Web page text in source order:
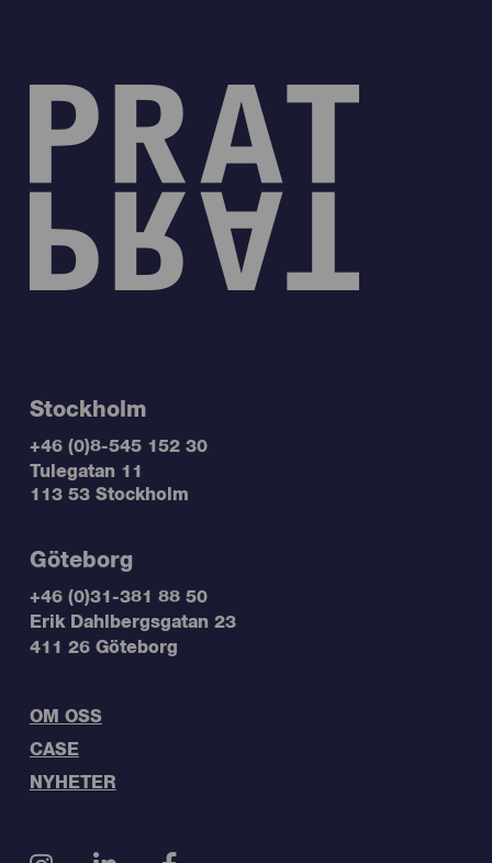
Stockholm
+46 (0)8-545 152 30
Tulegatan 11
113 53 Stockholm
Göteborg
+46 (0)31-381 88 50
Erik Dahlbergsgatan 23
411 26 Göteborg
OM OSS
CASE
NYHETER